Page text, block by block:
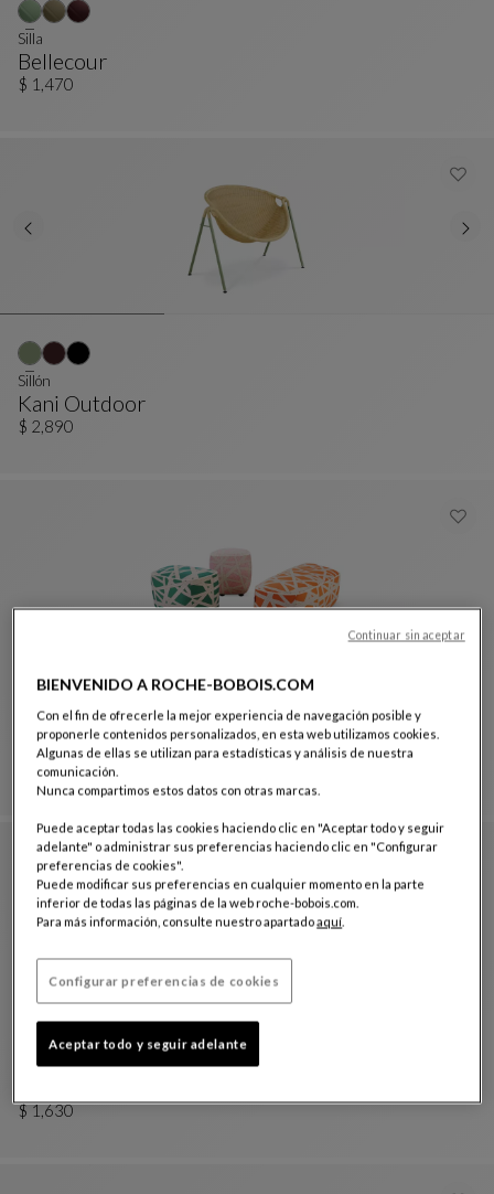
Bellecour
Silla
Ver Descripción Completa
Silla
$ 1,470
Kani Outdoor
Sillón
Ver Descripción Completa
Sillón
$ 2,890
Trilogie Outdoor
Set De Pufs Nastri
Ver Descripción Completa
Set de pufs Nastri
$ 5,210
Pouf Modelo Pequeño
Ver Descripción Completa
pouf modelo pequeño
$ 1,630
BIENVENIDO A ROCHE-BOBOIS.COM
Con el fin de ofrecerle la mejor experiencia de navegación posible y
proponerle contenidos personalizados, en esta web utilizamos cookies.
Algunas de ellas se utilizan para estadísticas y análisis de nuestra
comunicación.
Nunca compartimos estos datos con otras marcas.
Puede aceptar todas las cookies haciendo clic en "Aceptar todo y seguir
adelante" o administrar sus preferencias haciendo clic en "Configurar
preferencias de cookies".
Puede modificar sus preferencias en cualquier momento en la parte
inferior de todas las páginas de la web roche-bobois.com.
Para más información, consulte nuestro apartadoaquí.
Configurar preferencias de cookies
Aceptar todo y seguir adelante
Continuar sin aceptar